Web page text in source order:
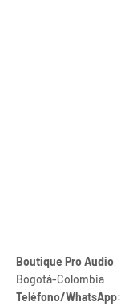
Boutique Pro Audio
Bogotá-Colombia
Teléfono/WhatsApp: